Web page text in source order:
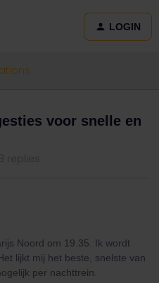
LOGIN
voor snelle en
3 replies
Noord om 19.35. Ik wordt
lijkt mij het beste, snelste van
per nachttrein.